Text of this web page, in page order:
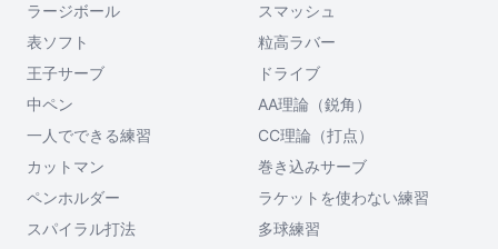
ラージボール
スマッシュ
表ソフト
粒高ラバー
王子サーブ
ドライブ
中ペン
AA理論（鋭角）
一人でできる練習
CC理論（打点）
カットマン
巻き込みサーブ
ペンホルダー
ラケットを使わない練習
スパイラル打法
多球練習